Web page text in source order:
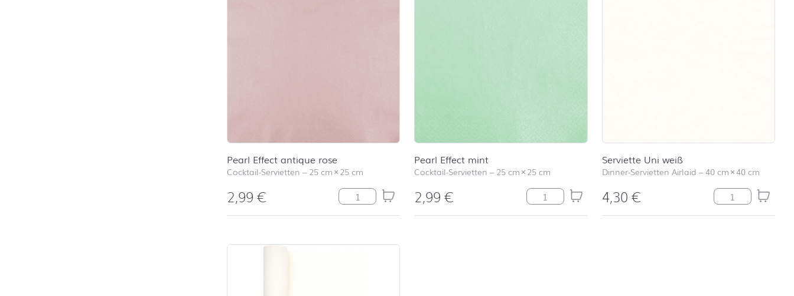
Pearl Effect antique rose
Cocktail-Servietten –25 cm×25 cm
2,99€ Pearl Effect antique rose Menge
Pearl Effect mint
Cocktail-Servietten –25 cm×25 cm
2,99€ Pearl Effect mint Menge
Serviette Uni weiß
Dinner-Servietten Airlaid –40 cm×40 cm
4,30€ Serviette Uni